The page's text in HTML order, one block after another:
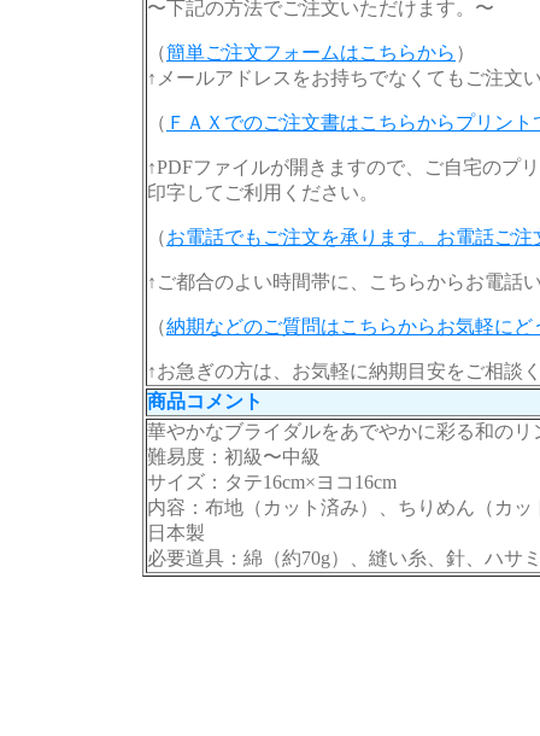
〜下記の方法でご注文いただけます。〜
（簡単ご注文フォームはこちらから ）
↑メールアドレスをお持ちでなくてもご注文
（ ＦＡＸでのご注文書はこちらからプリント
↑PDFファイルが開きますので、ご自宅のプ
印字してご利用ください。
（お電話でもご注文を承ります。お電話ご注
↑ご都合のよい時間帯に、こちらからお電話
（納期などのご質問はこちらからお気軽にど
↑お急ぎの方は、お気軽に納期目安をご相談
商品コメント
華やかなブライダルをあでやかに彩る和のリ
難易度：初級〜中級
サイズ：タテ16cm×ヨコ16cm
内容：布地（カット済み）、ちりめん（カ
日本製
必要道具：綿（約70g）、縫い糸、針、ハサ